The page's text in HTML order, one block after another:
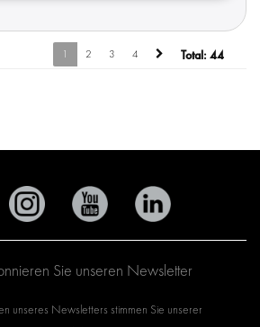
1 2 3 4 Total: 44
Sie unseren Newsletter
unseres Newsletters stimmen Sie unserer